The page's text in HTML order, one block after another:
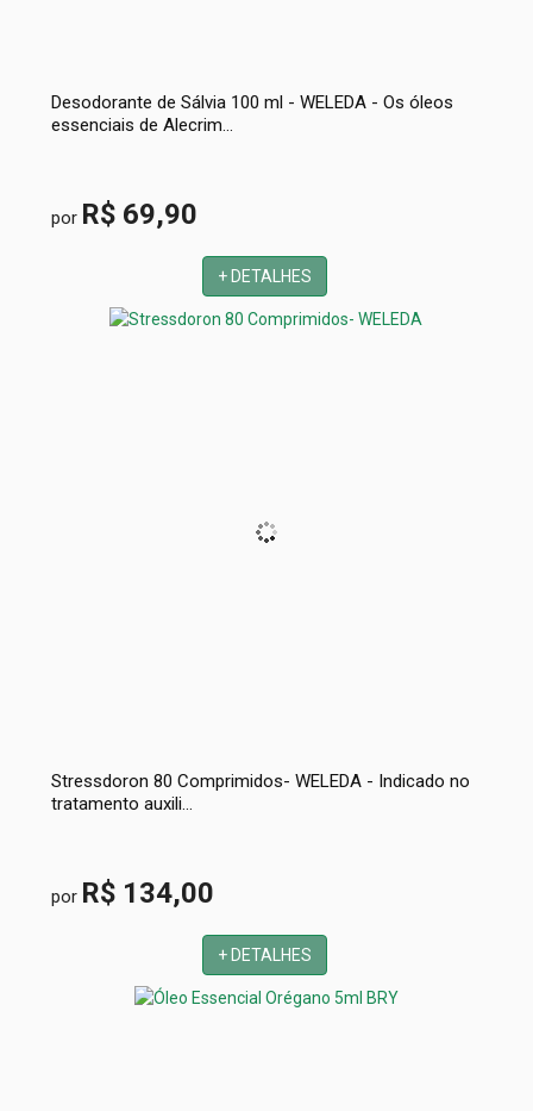
Desodorante de Sálvia 100 ml - WELEDA - Os óleos
essenciais de Alecrim...
por R$ 69,90
+ DETALHES
Stressdoron 80 Comprimidos- WELEDA - Indicado no
tratamento auxili...
por R$ 134,00
+ DETALHES